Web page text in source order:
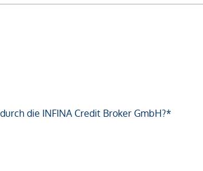
die INFINA Credit Broker GmbH?*